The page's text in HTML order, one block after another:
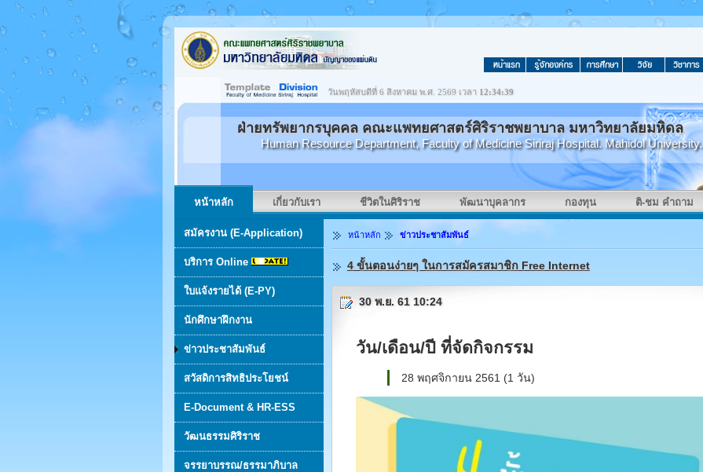
ฝ่ายทรัพยากรบุคคล คณะแพทยศาสตร์ศิริราชพยาบาล มหาวิทยาลัยมหิดล
Human Resource Department, Faculty of Medicine Siriraj Hospital. Mahidol University.
วันพฤหัสบดีที่ 6 สิงหาคม พ.ศ. 2569 เวลา 12:34:39
หน้าหลัก เกี่ยวกับเรา ชีวิตในศิริราช พัฒนาบุคลากร กองทุน ติ-ชม คำถาม
สมัครงาน (E-Application)
บริการ Online
ใบแจ้งรายได้ (E-PY)
นักศึกษาฝึกงาน
ข่าวประชาสัมพันธ์
สวัสดิการสิทธิประโยชน์
E-Document & HR-ESS
วัฒนธรรมศิริราช
จรรยาบรรณ/ธรรมาภิบาล
หน้าหลัก ข่าวประชาสัมพันธ์
4 ขั้นตอนง่ายๆ ในการสมัครสมาชิก Free Internet
30 พ.ย. 61 10:24
วัน/เดือน/ปี ที่จัดกิจกรรม
28 พฤศจิกายน 2561 (1 วัน)